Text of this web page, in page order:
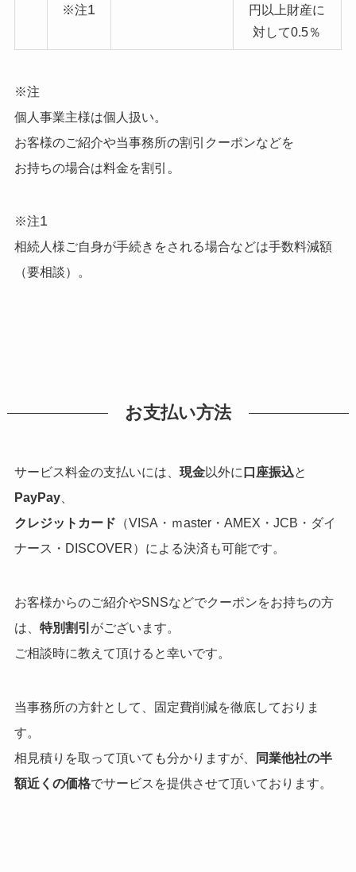
※注1
円以上財産に
対して0.5％
※注
個人事業主様は個人扱い。
お客様のご紹介や当事務所の割引クーポンなどを
お持ちの場合は料金を割引 。
※注1
相続人様ご自身が手続きをされる場合などは手数料減額
（要相談）。
お支払い方法
サービス料金の支払いには、 現金以外に 口座振込と
PayPay、
クレジットカード （VISA・ｍaster・AMEX・JCB・ダイ
ナース・DISCOVER）による決済も可能です。
お客様からのご紹介やSNSなどでクーポンをお持ちの方
は、 特別割引 がございます。
ご相談時に教えて頂けると幸いです。
当事務所の方針として、固定費削減を徹底しておりま
す。
相見積りを取って頂いても分かりますが、
同業他社の半
額近くの価格でサービスを提供させて頂いております。